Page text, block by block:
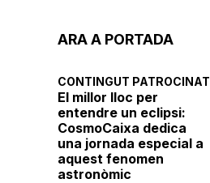
ARA A PORTADA
CONTINGUT PATROCINAT
El millor lloc per
entendre un eclipsi:
CosmoCaixa dedica
una jornada especial a
aquest fenomen
astronòmic